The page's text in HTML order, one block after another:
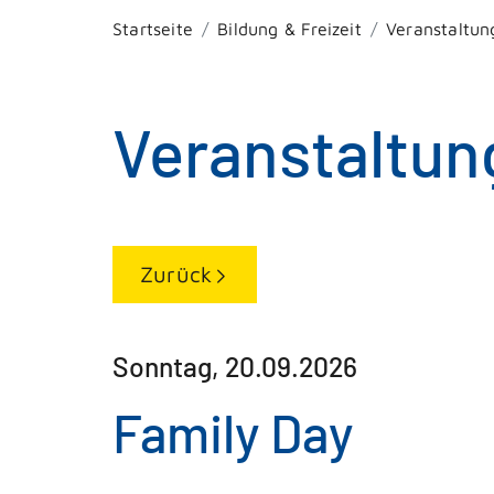
Startseite Bildung & Freizeit
Zurück
Sonntag, 20.09.2026
Family Day